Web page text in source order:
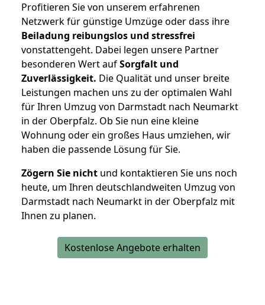
Profitieren Sie von unserem erfahrenen
Netzwerk für günstige Umzüge oder dass ihre
Beiladung reibungslos und stressfrei
vonstattengeht. Dabei legen unsere Partner
besonderen Wert aufSorgfalt und
Zuverlässigkeit. Die Qualität und unser breite
Leistungen machen uns zu der optimalen Wahl
für Ihren Umzug von Darmstadt nach Neumarkt
in der Oberpfalz. Ob Sie nun eine kleine
Wohnung oder ein großes Haus umziehen, wir
haben die passende Lösung für Sie.
Zögern Sie nicht und kontaktieren Sie uns noch
heute, um Ihren deutschlandweiten Umzug von
Darmstadt nach Neumarkt in der Oberpfalz mit
Ihnen zu planen.
Kostenlose Angebote erhalten